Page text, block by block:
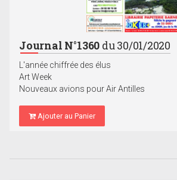
Journal N°1360 du 30/01/2020
L'année chiffrée des élus
Art Week
Nouveaux avions pour Air Antilles
Ajouter au Panier